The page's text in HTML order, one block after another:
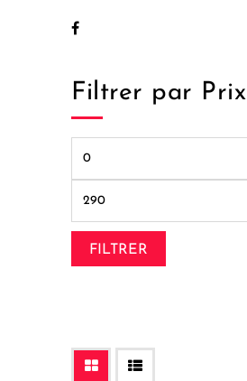
Filtrer par Prix
FILTRER